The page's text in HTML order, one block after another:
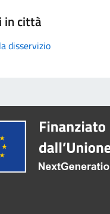
in città
disservizio